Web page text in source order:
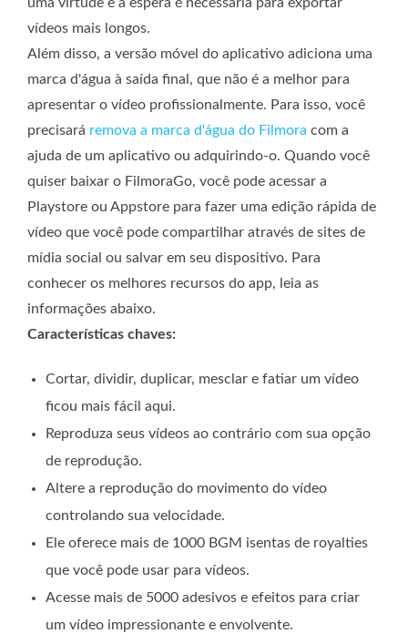
vídeos mais longos.
Além disso, a versão móvel do aplicativo adiciona uma
marca d'água à saída final, que não é a melhor para
apresentar o vídeo profissionalmente. Para isso, você
precisará remova a marca d'água do Filmora com a
ajuda de um aplicativo ou adquirindo-o. Quando você
quiser baixar o FilmoraGo, você pode acessar a
Playstore ou Appstore para fazer uma edição rápida de
vídeo que você pode compartilhar através de sites de
mídia social ou salvar em seu dispositivo. Para
conhecer os melhores recursos do app, leia as
informações abaixo.
Características chaves:
Cortar, dividir, duplicar, mesclar e fatiar um vídeo
ficou mais fácil aqui.
Reproduza seus vídeos ao contrário com sua opção
de reprodução.
Altere a reprodução do movimento do vídeo
controlando sua velocidade.
Ele oferece mais de 1000 BGM isentas de royalties
que você pode usar para vídeos.
Acesse mais de 5000 adesivos e efeitos para criar
um vídeo impressionante e envolvente.